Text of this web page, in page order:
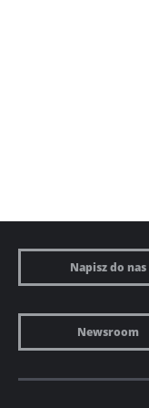
Napisz do nas
Newsroom